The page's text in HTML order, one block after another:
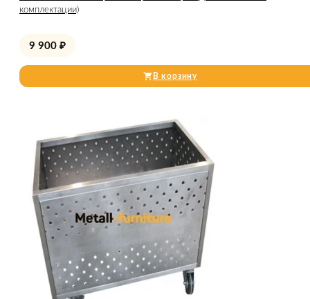
комплектации)
9 900 ₽
В корзину